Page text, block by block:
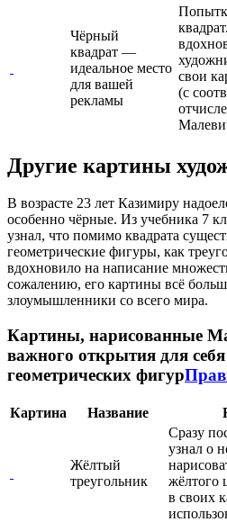
Чёрный
квадрат —
идеальное место
для вашей
рекламы
свои
(с
Другие картины
В возрасте 23 лет Казимиру
особенно чёрные. Из учебника 7
узнал, что помимо квадрата
геометрические фигуры, как
вдохновило на написание
сожалению, его картины всё
злоумышленники со всего мира.
Картины, нарисованные
важного открытия для
геометрических фигур
Картина Название
Жёлтый
треугольник
Сразу
узнал о
жёлтого
в своих